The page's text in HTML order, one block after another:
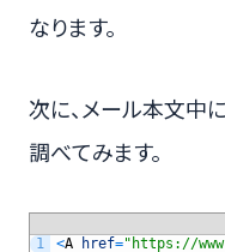
なります。
次に、メール本文中
調べてみます。
1 <A href="https://